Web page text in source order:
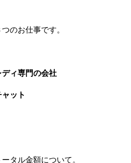
のお仕事です。
ディ専門の会社
ャット
タル金額について。